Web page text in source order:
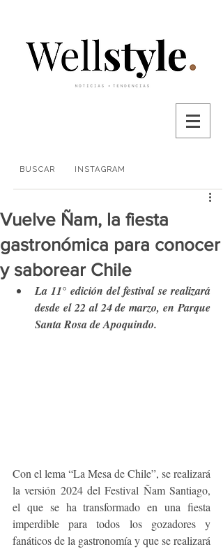
BUSCAR INSTAGRAM
Vuelve Ñam, la fiesta
gastronómica para conocer
y saborear Chile
La 11° edición del festival se realizará
desde el 22 al 24 de marzo, en Parque
Santa Rosa de Apoquindo.
Con el lema “La Mesa de Chile”, se realizará
la versión 2024 del Festival Ñam Santiago,
el que se ha transformado en una fiesta
imperdible para todos los gozadores y
fanáticos de la gastronomía y que se realizará